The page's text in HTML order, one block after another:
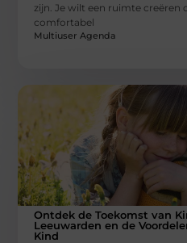
zijn. Je wilt een ruimte creëren
comfortabel
Multiuser Agenda
Ontdek de Toekomst van
Leeuwarden en de
Kind